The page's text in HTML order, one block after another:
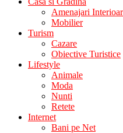
Amenajari
Mobilier
Turism
Cazare
Obiective Turistice
Lifestyle
Animale
Moda
Nunti
Retete
Internet
Bani pe Net